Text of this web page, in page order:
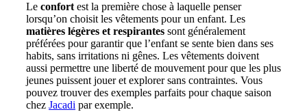
Le confort est la première chose à laquelle penser
lorsqu’on choisit les vêtements pour un enfant. Les
matières légères et respirantes sont généralement
préférées pour garantir que l’enfant se sente bien dans ses
habits, sans irritations ni gênes. Les vêtements doivent
aussi permettre une liberté de mouvement pour que les plus
jeunes puissent jouer et explorer sans contraintes. Vous
pouvez trouver des exemples parfaits pour chaque saison
chez Jacadi par exemple.